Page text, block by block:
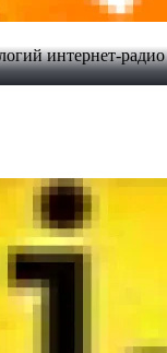
интернет-